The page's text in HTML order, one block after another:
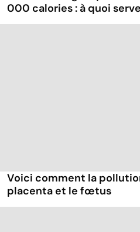
000 calories : à quoi
Voici comment la
placenta et le fœtus